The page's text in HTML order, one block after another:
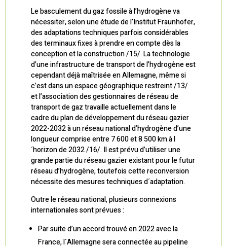
Le basculement du gaz fossile à l’hydrogène va
nécessiter, selon une étude de l’Institut Fraunhofer,
des adaptations techniques parfois considérables
des terminaux fixes à prendre en compte dès la
conception et la construction /15/. La technologie
d’une infrastructure de transport de l’hydrogène est
cependant déjà maîtrisée en Allemagne, même si
c’est dans un espace géographique restreint /13/
et l’association des gestionnaires de réseau de
transport de gaz travaille actuellement dans le
cadre du plan de développement du réseau gazier
2022-2032 à un réseau national d’hydrogène d’une
longueur comprise entre 7 600 et 8 500 km à l
´horizon de 2032 /16/. Il est prévu d’utiliser une
grande partie du réseau gazier existant pour le futur
réseau d’hydrogène, toutefois cette reconversion
nécessite des mesures techniques d´adaptation.
Outre le réseau national, plusieurs connexions
internationales sont prévues :
Par suite d’un accord trouvé en 2022 avec la
France, l´Allemagne sera connectée au pipeline